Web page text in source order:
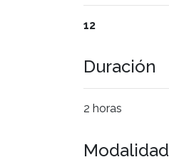
12
Duración
2 horas
Modalidad